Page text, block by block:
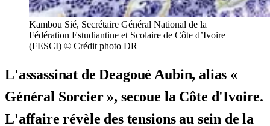
Kambou Sié, Secrétaire Général National de la
Fédération Estudiantine et Scolaire de Côte d’Ivoire
(FESCI) © Crédit photo DR
L'assassinat de Deagoué Aubin, alias «
Général Sorcier », secoue la Côte d'Ivoire.
L'affaire révèle des tensions au sein de la